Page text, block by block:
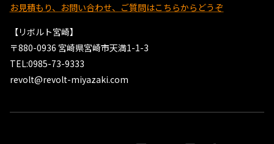
お見積もり、お問い合わせ、ご質問はこちらからどうぞ
【リボルト宮崎】
〒880-0936 宮崎県宮崎市天満1-1-3
TEL:0985-73-9333
revolt@revolt-miyazaki.com